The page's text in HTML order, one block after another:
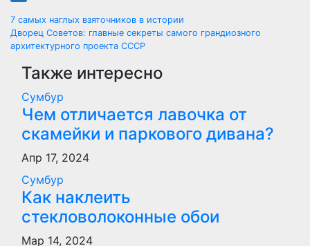
Навигация
по
записям
7 cамых наглых взяточников в истории
Дворец Советов: главные секреты самого грандиозного
архитектурного проекта СССР
Также интересно
Сумбур
Чем отличается лавочка от
скамейки и паркового дивана?
Апр 17, 2024
Сумбур
Как наклеить
стекловолоконные обои
Мар 14, 2024